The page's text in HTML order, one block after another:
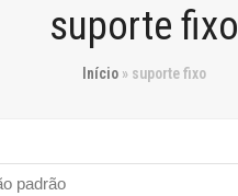
suporte fixo
Início» suporte fixo